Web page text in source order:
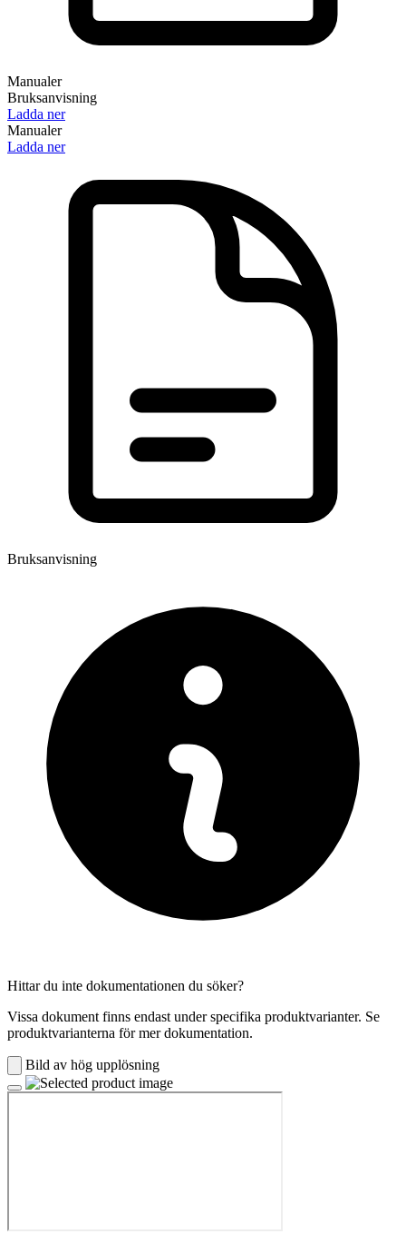
Manualer
Bruksanvisning
Ladda ner
Manualer
Ladda ner
Bruksanvisning
Hittar du inte dokumentationen du söker?
Vissa dokument finns endast under specifika produktvarianter. Se
produktvarianterna för mer dokumentation.
Bild av hög upplösning